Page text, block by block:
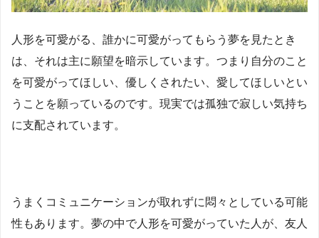
人形を可愛がる、誰かに可愛がってもらう夢を見たとき
は、それは主に願望を暗示しています。つまり自分のこと
を可愛がってほしい、優しくされたい、愛してほしいとい
うことを願っているのです。現実では孤独で寂しい気持ち
に支配されています。
うまくコミュニケーションが取れずに悶々としている可能
性もあります。夢の中で人形を可愛がっていた人が、友人